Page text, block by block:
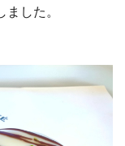
した。